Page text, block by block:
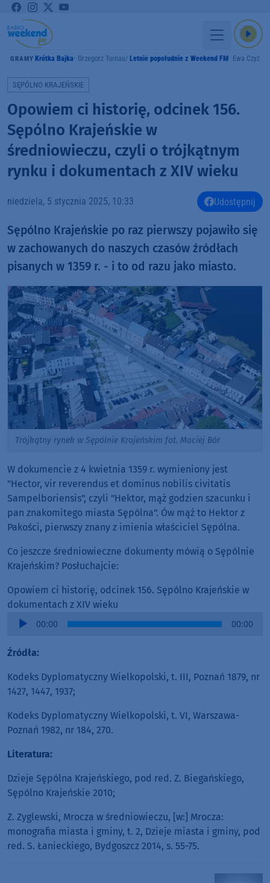
GRAMY Krótka Bajka Grzegorz Turnau Letnie popołudnie z Weekend FM Ewa Czyż
SĘPÓLNO KRAJEŃSKIE
Opowiem ci historię, odcinek 156.
Sępólno Krajeńskie w
średniowieczu, czyli o trójkątnym
rynku i dokumentach z XIV wieku
niedziela, 5 stycznia 2025, 10:33 Udostępnij
Sępólno Krajeńskie po raz pierwszy pojawiło się
w zachowanych do naszych czasów źródłach
pisanych w 1359 r. - i to od razu jako miasto.
Trójkątny rynek w Sępólnie Krajeńskim fot. Maciej Bór
W dokumencie z 4 kwietnia 1359 r. wymieniony jest
"Hector, vir reverendus et dominus nobilis civitatis
Sampelboriensis", czyli "Hektor, mąż godzien szacunku i
pan znakomitego miasta Sępólna". Ów mąż to Hektor z
Pakości, pierwszy znany z imienia właściciel Sępólna.
Co jeszcze średniowieczne dokumenty mówią o Sępólnie
Krajeńskim? Posłuchajcie:
Opowiem ci historię, odcinek 156. Sępólno Krajeńskie w
dokumentach z XIV wieku
Audio
00:00 00:00
Źródła:
Kodeks Dyplomatyczny Wielkopolski, t. III, Poznań 1879, nr
1427, 1447, 1937;
Kodeks Dyplomatyczny Wielkopolski, t. VI, Warszawa-
Poznań 1982, nr 184, 270.
Literatura:
Dzieje Sępólna Krajeńskiego, pod red. Z. Biegańskiego,
Sępólno Krajeńskie 2010;
Z. Zyglewski, Mrocza w średniowieczu, [w:] Mrocza:
monografia miasta i gminy, t. 2, Dzieje miasta i gminy, pod
red. S. Łanieckiego, Bydgoszcz 2014, s. 55-75.